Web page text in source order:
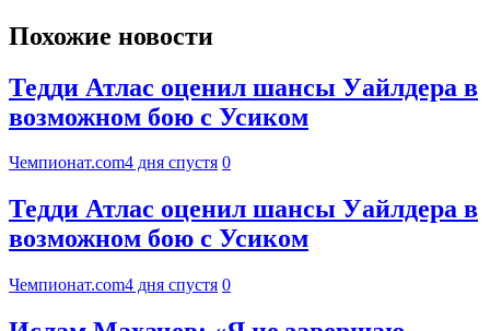
Похожие новости
Тедди Атлас оценил шансы Уайлдера в
возможном бою с Усиком
Чемпионат.com4 дня спустя 0
Тедди Атлас оценил шансы Уайлдера в
возможном бою с Усиком
Чемпионат.com4 дня спустя 0